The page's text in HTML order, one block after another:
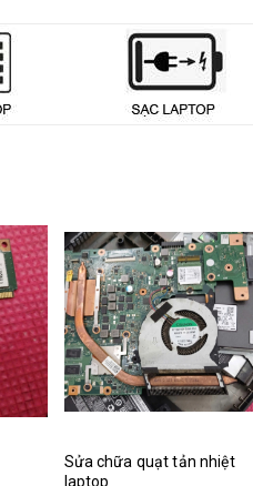
Sửa chữa quạt tản nhiệt
laptop